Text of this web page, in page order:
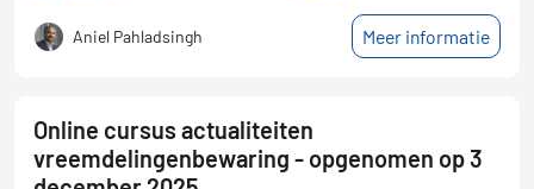
Aniel Pahladsingh Meer informatie
Online cursus actualiteiten
vreemdelingenbewaring - opgenomen op 3